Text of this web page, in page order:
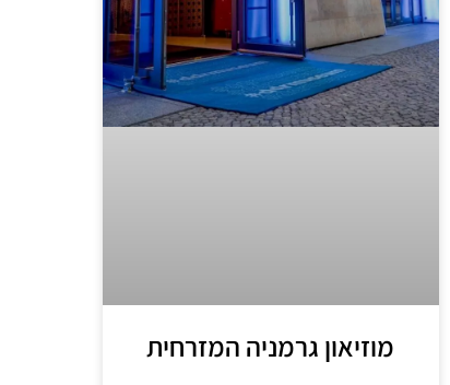
מוזיאון גרמניה המזרחית